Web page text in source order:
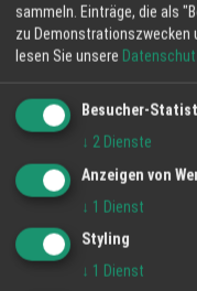
Marieluise Hannen
Fax: 06032 84 590
Email: info@ht24.info
www.happytime24.de
sammeln. Einträge, die als
zu Demonstrationszwecken
lesen Sie unsere
Besucher-
↓ 2 Dienste
Anzeigen von
↓ 1 Dienst
Styling
↓ 1 Dienst